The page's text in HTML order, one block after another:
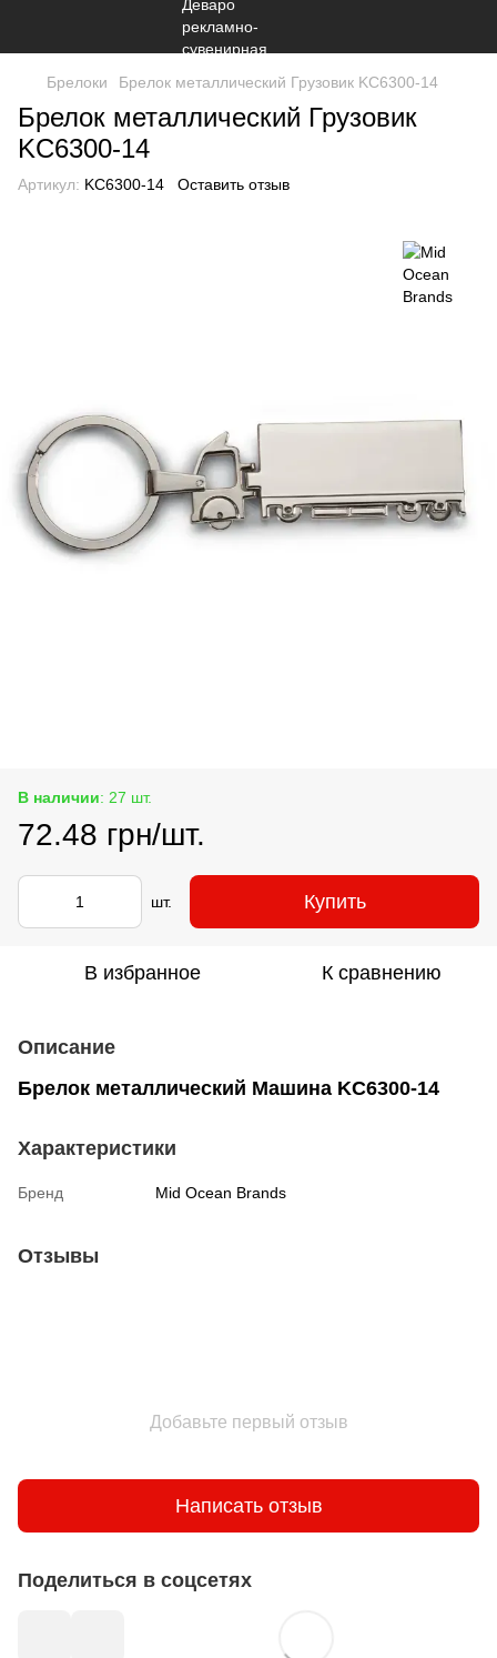
Брелоки Брелок металлический Грузовик KC6300-14
Брелок металлический Грузовик
KC6300-14
Артикул: KC6300-14 Оставить отзыв
В наличии: 27 шт.
72.48 грн/шт.
шт. Купить
В избранное К сравнению
Описание
Брелок металлический Машина KC6300-14
Характеристики
Бренд Mid Ocean Brands
Отзывы
Добавьте первый отзыв
Написать отзыв
Поделиться в соцсетях